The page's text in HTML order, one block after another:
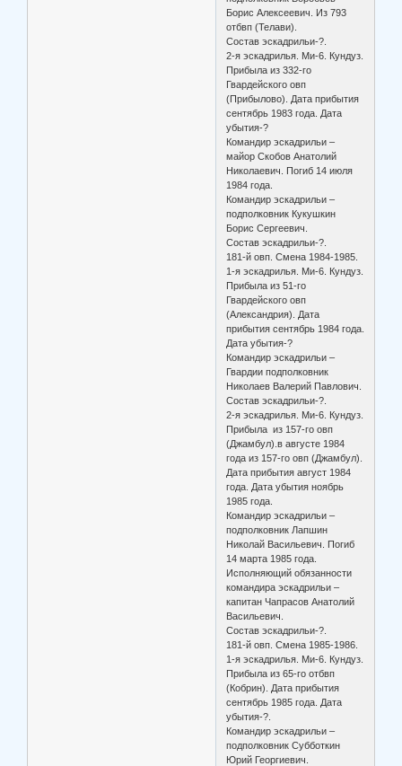
Борис Алексеевич. Из 793
отбвп (Телави).
Состав эскадрильи-?.
2-я эскадрилья. Ми-6. Кундуз.
Прибыла из 332-го
Гвардейского овп
(Прибылово). Дата прибытия
сентябрь 1983 года. Дата
убытия-?
Командир эскадрильи –
майор Скобов Анатолий
Николаевич. Погиб 14 июля
1984 года.
Командир эскадрильи –
подполковник Кукушкин
Борис Сергеевич.
Состав эскадрильи-?.
181-й овп. Смена 1984-1985.
1-я эскадрилья. Ми-6. Кундуз.
Прибыла из 51-го
Гвардейского овп
(Александрия). Дата
прибытия сентябрь 1984 года.
Дата убытия-?
Командир эскадрильи –
Гвардии подполковник
Николаев Валерий Павлович.
Состав эскадрильи-?.
2-я эскадрилья. Ми-6. Кундуз.
Прибыла из 157-го овп
(Джамбул).в августе 1984
года из 157-го овп (Джамбул).
Дата прибытия август 1984
года. Дата убытия ноябрь
1985 года.
Командир эскадрильи –
подполковник Лапшин
Николай Васильевич. Погиб
14 марта 1985 года.
Исполняющий обязанности
командира эскадрильи –
капитан Чапрасов Анатолий
Васильевич.
Состав эскадрильи-?.
181-й овп. Смена 1985-1986.
1-я эскадрилья. Ми-6. Кундуз.
Прибыла из 65-го отбвп
(Кобрин). Дата прибытия
сентябрь 1985 года. Дата
убытия-?.
Командир эскадрильи –
подполковник Субботкин
Юрий Георгиевич.